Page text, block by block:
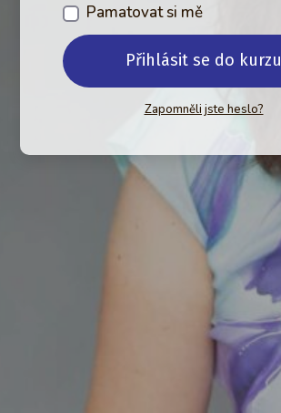
Pamatovat si mě
Přihlásit se do kurzu
Zapomněli jste heslo?